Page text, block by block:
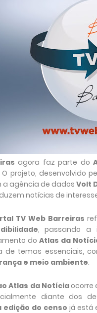
agora faz parte do
projeto, desenvolvido
agência de dados Volt
notícias de
TV Web Barreiras
, passando a
do Atlas da
de temas essenciais,
e meio ambiente.
Atlas da Notíciaocorre
diante dos
edição do censo já está